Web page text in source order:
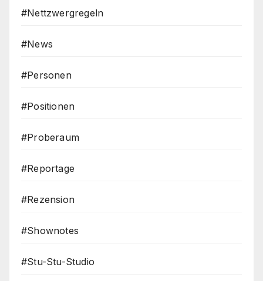
#Nettzwergregeln
#News
#Personen
#Positionen
#Proberaum
#Reportage
#Rezension
#Shownotes
#Stu-Stu-Studio